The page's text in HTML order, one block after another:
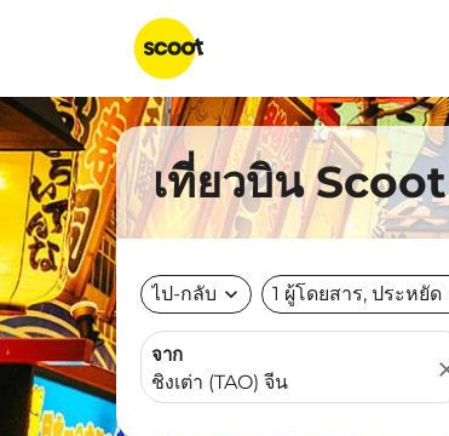
เที่ยวบิน
ไป-กลับ expand_more 1 ผู้โดยสาร, ประหยัด
จาก